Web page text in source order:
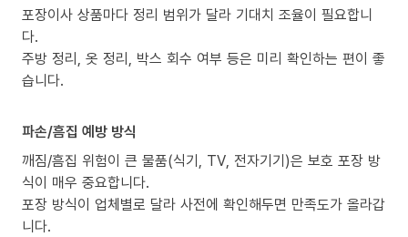
포장이사 상품마다 정리 범위가 달라 기대치 조율이 필요합니
다.
주방 정리, 옷 정리, 박스 회수 여부 등은 미리 확인하는 편이 좋
습니다.
파손/흠집 예방 방식
깨짐/흠집 위험이 큰 물품(식기, TV, 전자기기)은 보호 포장 방
식이 매우 중요합니다.
포장 방식이 업체별로 달라 사전에 확인해두면 만족도가 올라갑
니다.